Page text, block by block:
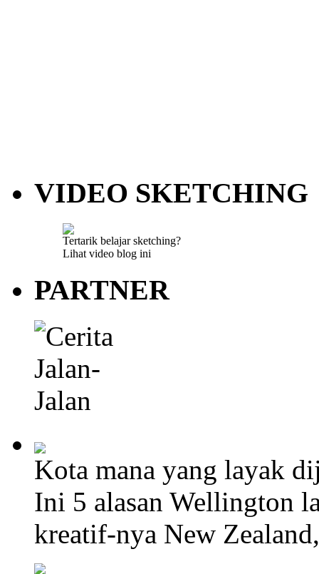
VIDEO SKETCHING
Tertarik belajar sketching?
Lihat video blog ini
PARTNER
Kota mana yang layak
Ini 5 alasan Wellington
kreatif-nya New